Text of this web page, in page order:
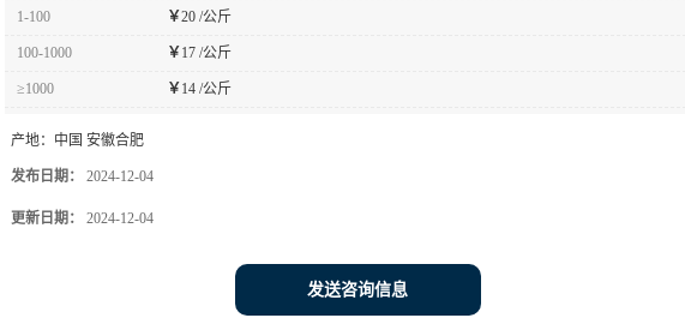
1-100 ￥20 /公斤
100-1000 ￥ 17 /公斤
≥1000 ￥ 14 /公斤
产地： 中国 安徽合肥
发布日期： 2024-12-04
更新日期： 2024-12-04
发送咨询信息